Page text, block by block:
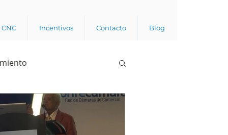
Incentivos Contacto Blog
Business analytics